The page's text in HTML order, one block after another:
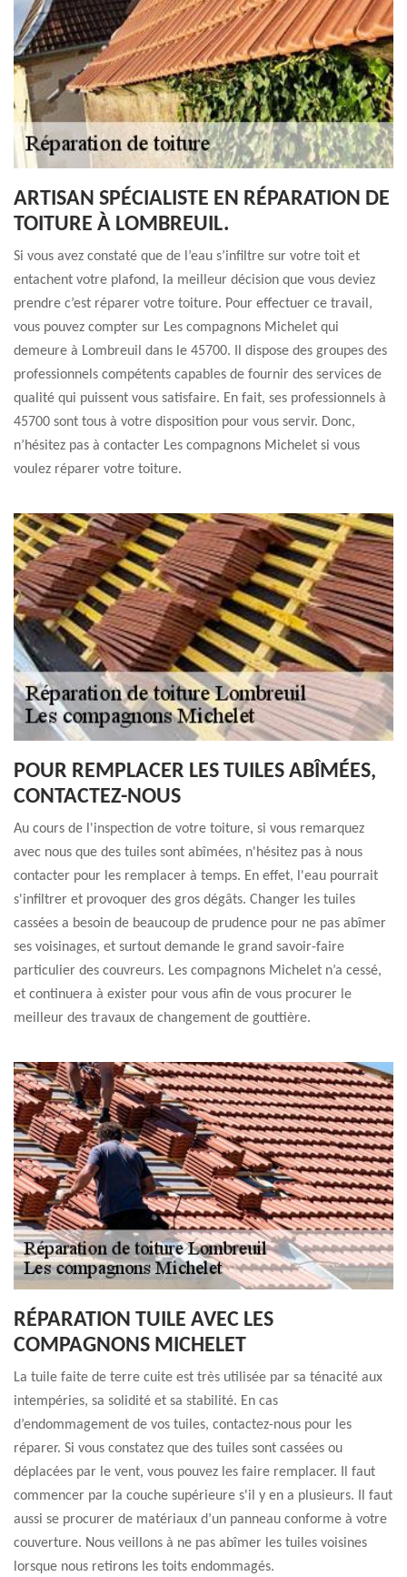
ARTISAN SPÉCIALISTE EN RÉPARATION DE
TOITURE À LOMBREUIL.
Si vous avez constaté que de l’eau s’infiltre sur votre toit et
entachent votre plafond, la meilleur décision que vous deviez
prendre c’est réparer votre toiture. Pour effectuer ce travail,
vous pouvez compter sur Les compagnons Michelet qui
demeure à Lombreuil dans le 45700. Il dispose des groupes des
professionnels compétents capables de fournir des services de
qualité qui puissent vous satisfaire. En fait, ses professionnels à
45700 sont tous à votre disposition pour vous servir. Donc,
n’hésitez pas à contacter Les compagnons Michelet si vous
voulez réparer votre toiture.
POUR REMPLACER LES TUILES ABÎMÉES,
CONTACTEZ-NOUS
Au cours de l'inspection de votre toiture, si vous remarquez
avec nous que des tuiles sont abîmées, n'hésitez pas à nous
contacter pour les remplacer à temps. En effet, l'eau pourrait
s'infiltrer et provoquer des gros dégâts. Changer les tuiles
cassées a besoin de beaucoup de prudence pour ne pas abîmer
ses voisinages, et surtout demande le grand savoir-faire
particulier des couvreurs. Les compagnons Michelet n’a cessé,
et continuera à exister pour vous afin de vous procurer le
meilleur des travaux de changement de gouttière.
RÉPARATION TUILE AVEC LES
COMPAGNONS MICHELET
La tuile faite de terre cuite est très utilisée par sa ténacité aux
intempéries, sa solidité et sa stabilité. En cas
d’endommagement de vos tuiles, contactez-nous pour les
réparer. Si vous constatez que des tuiles sont cassées ou
déplacées par le vent, vous pouvez les faire remplacer. Il faut
commencer par la couche supérieure s'il y en a plusieurs. Il faut
aussi se procurer de matériaux d’un panneau conforme à votre
couverture. Nous veillons à ne pas abîmer les tuiles voisines
lorsque nous retirons les toits endommagés.